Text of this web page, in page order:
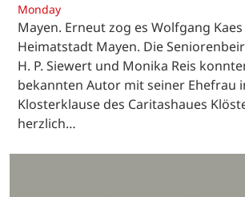
Monday
Mayen. Erneut zog es Wolfgang
Heimatstadt Mayen. Die
H. P. Siewert und Monika Reis
bekannten Autor mit seiner Ehefrau
Klosterklause des Caritashaues
herzlich…